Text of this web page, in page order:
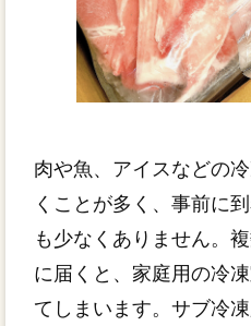
肉や魚、アイスなどの
くことが多く、事前に
も少なくありません。
に届くと、家庭用の冷
てしまいます。サブ冷